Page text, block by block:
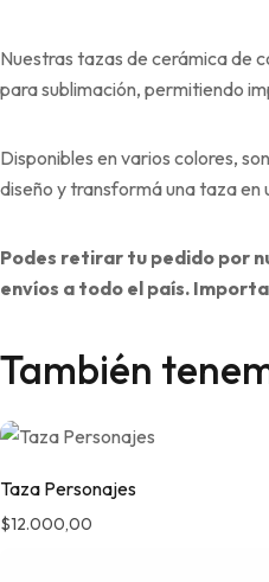
Nuestras tazas de cerámica de
para sublimación, permitiendo
Disponibles en varios colores,
diseño y transformá una taza en
Podes retirar tu pedido por
envíos a todo el país.
También
Taza Personajes
$12.000,00